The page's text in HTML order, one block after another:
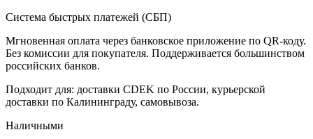
Система быстрых платежей (СБП)
Мгновенная оплата через банковское приложение по QR-коду.
Без комиссии для покупателя. Поддерживается большинством
российских банков.
Подходит для: доставки CDEK по России, курьерской
доставки по Калининграду, самовывоза.
Наличными